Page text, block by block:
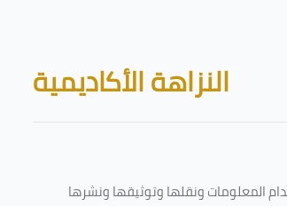
Blocks
النزاهة الأكاديمية
المعلومات ونقلها وتوثيقها ونشرها